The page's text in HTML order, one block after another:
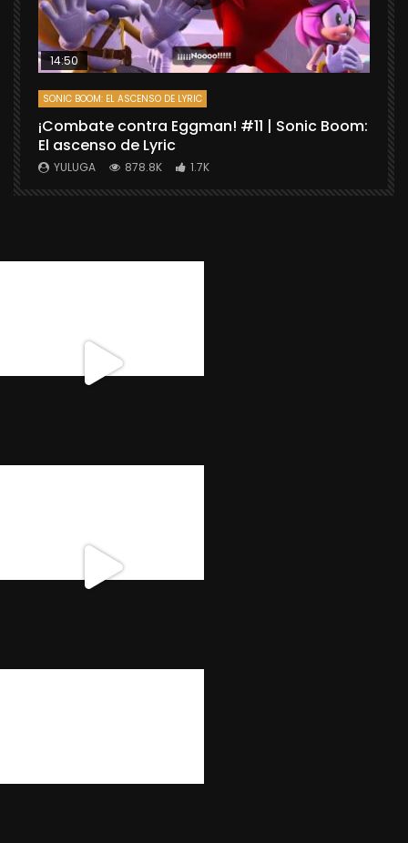
14:50
SONIC BOOM: EL ASCENSO DE LYRIC
¡Combate contra Eggman! #11 | Sonic Boom:
El ascenso de Lyric
YULUGA 878.8K 1.7K